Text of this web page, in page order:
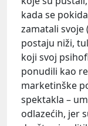
kada se
zamatali svoje
postaju niži,
koji svoj
ponudili kao
marketinške
spektakla –
odlazećih, jer